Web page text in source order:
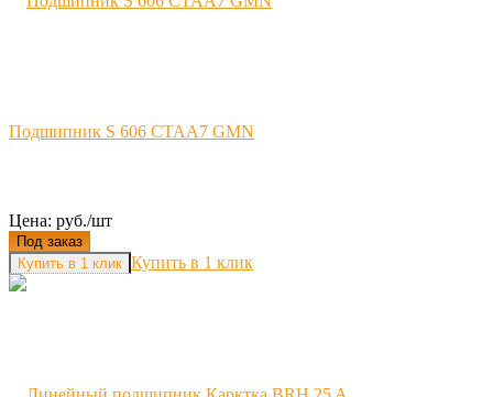
Подшипник S 606 CTAA7 GMN
Цена: руб./шт
Под заказ
Купить в 1 клик